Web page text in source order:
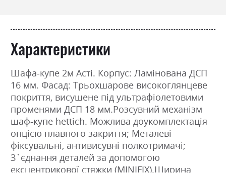
Характеристики
Шафа-купе 2м Асті. Корпус: Ламінована ДСП
16 мм. Фасад: Трьохшарове високоглянцеве
покриття, висушене під ультрафіолетовими
променями ДСП 18 мм.Розсувний механізм
шаф-купе hettich. Можлива доукомплектація
опцією плавного закриття; Металеві
фіксувальні, антивисувні полкотримачі;
З`єднання деталей за допомогою
ексцентрикової стяжки (MINIFIX).Ширина